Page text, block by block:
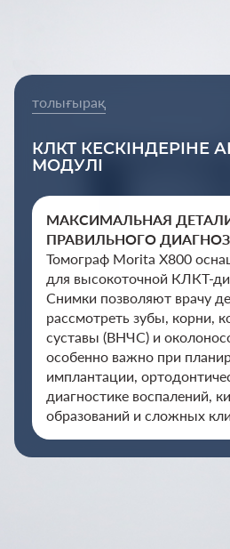
толығырақ
КЛКТ КЕСКІНДЕРІНЕ
МОДУЛІ
МАКСИМАЛЬНАЯ
ПРАВИЛЬНОГО
Томограф Morita X800
для высокоточной
Снимки позволяют врачу
рассмотреть зубы, корни,
суставы (ВНЧС) и
особенно важно при
имплантации,
диагностике воспалений,
образований и сложных